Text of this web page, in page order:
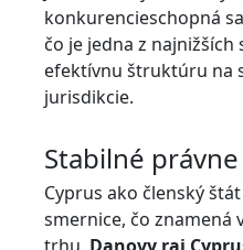
konkurencieschopná
čo je jedna z
efektívnu štruktúru na
jurisdikcie.
Stabilné
Cyprus ako členský
smernice, čo